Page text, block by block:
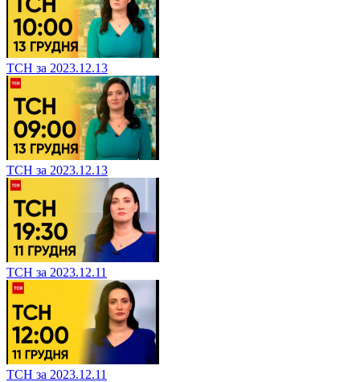
ТСН за 2023.12.13
ТСН за 2023.12.13
ТСН за 2023.12.11
ТСН за 2023.12.11